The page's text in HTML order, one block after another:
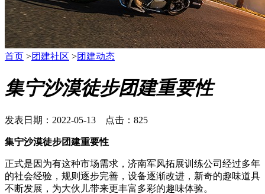
首页 >团建社区 >团建动态
集宁沙漠徒步团建重要性
发表日期：2022-05-13 点击：825
集宁沙漠徒步团建重要性
正式是因为有这种市场需求，济南军风拓展训练公司经过多年
的社会经验，规则逐步完善，设备逐渐改进，新奇的趣味道具
不断发展，为大伙儿带来更丰富多彩的趣味体验。